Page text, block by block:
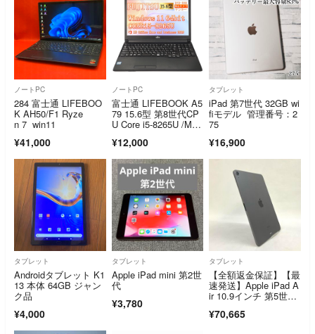
ノートPC
284 富士通 LIFEBOO
K AH50/F1 Ryze
n 7 win11
¥41,000
ノートPC
富士通 LIFEBOOK A5
79 15.6型 第8世代CP
U Core i5-8265U /M
¥12,000
タブレット
iPad 第7世代 32GB wi
fiモデル 管理番号：2
75
¥16,900
タブレット
Androidタブレット K1
13 本体 64GB ジャン
ク品
¥4,000
タブレット
Apple iPad mini 第2世
代
¥3,780
タブレット
【全額返金保証】【最
速発送】Apple iPad A
ir 10.9インチ 第5世
レイ Wi-Fi 美品 動作
¥70,665